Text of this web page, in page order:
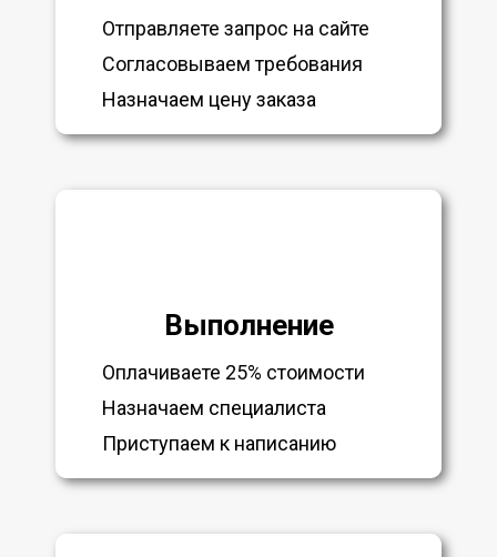
Отправляете запрос на сайте
Согласовываем требования
Назначаем цену заказа
Выполнение
Оплачиваете 25% стоимости
Назначаем специалиста
Приступаем к написанию